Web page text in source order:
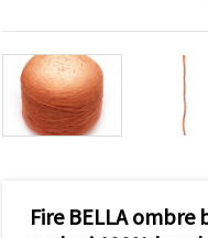
afișa
conținut și
reclame
mai
relevante,
analiză și
marketing.
Fire BELLA